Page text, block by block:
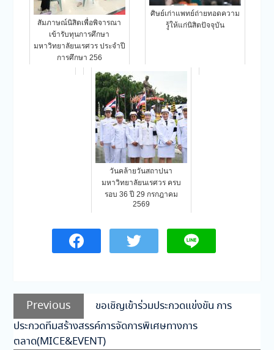
สัมภาษณ์นิสิตเพื่อพิจารณา
เข้ารับทุนการศึกษา
มหาวิทยาลัยนเรศวร ประจำปี
การศึกษา 256
ศิษย์เก่าแพทย์ถ่ายทอดความ
รู้ให้แก่นิสิตปัจจุบัน
วันคล้ายวันสถาปนา
มหาวิทยาลัยนเรศวร ครบ
รอบ 36 ปี 29 กรกฎาคม
2569
แนะแนว
เรื่อง
Previous
Previous
post:
ขอเชิญเข้าร่วมประกวดแข่งขัน การ
ประกวดทีมสร้างสรรค์การจัดการพิเศษทางการ
ตลาด(MICE&EVENT)